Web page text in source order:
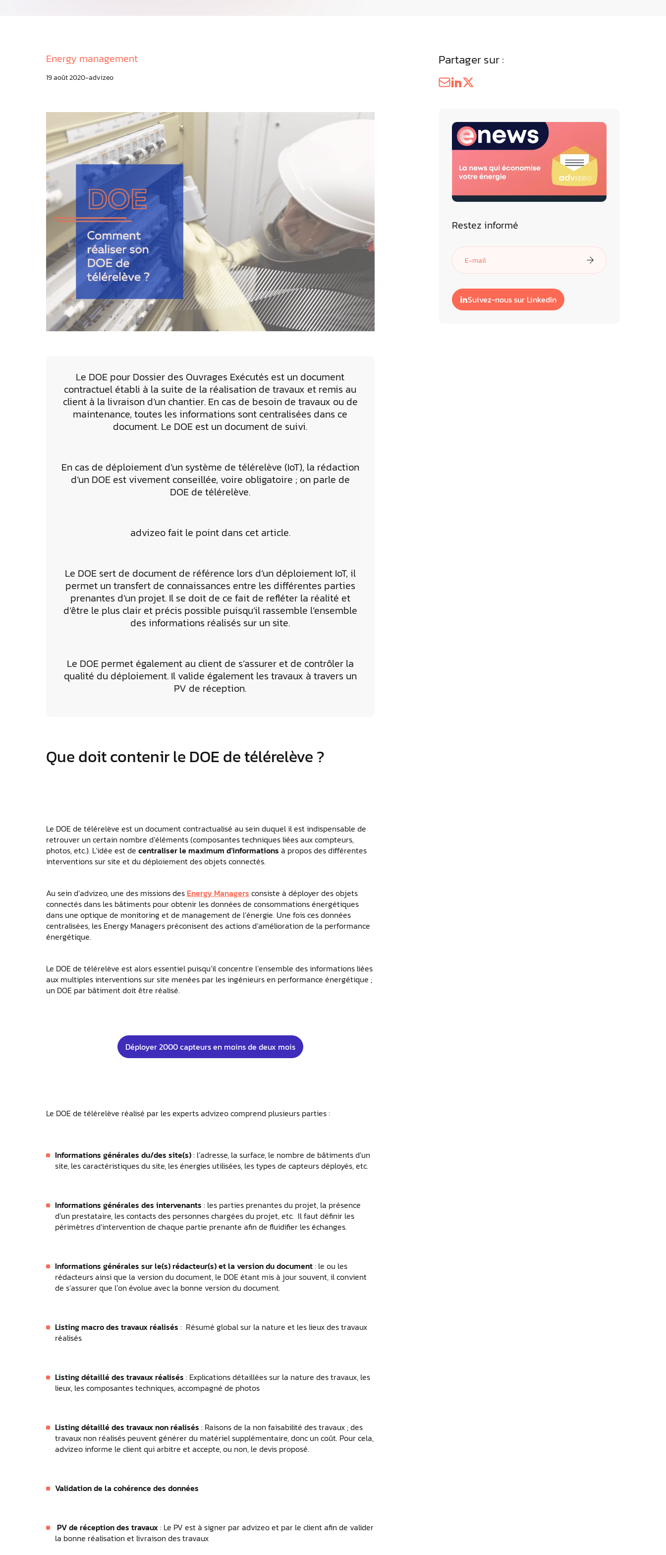
Energy management
19 août 2020 advizeo
Le DOE pour Dossier des Ouvrages Exécutés est un document
contractuel établi à la suite de la réalisation de travaux et remis au
client à la livraison d’un chantier. En cas de besoin de travaux ou de
maintenance, toutes les informations sont centralisées dans ce
document. Le DOE est un document de suivi.
En cas de déploiement d’un système de télérelève (IoT), la rédaction
d’un DOE est vivement conseillée, voire obligatoire ; on parle de
DOE de télérelève.
advizeo fait le point dans cet article.
Le DOE sert de document de référence lors d’un déploiement IoT, il
permet un transfert de connaissances entre les différentes parties
prenantes d’un projet. Il se doit de ce fait de refléter la réalité et
d’être le plus clair et précis possible puisqu’il rassemble l’ensemble
des informations réalisés sur un site.
Le DOE permet également au client de s’assurer et de contrôler la
qualité du déploiement. Il valide également les travaux à travers un
PV de réception.
Que doit contenir le DOE de télérelève ?
Le DOE de télérelève est un document contractualisé au sein duquel il est indispensable de
retrouver un certain nombre d’éléments (composantes techniques liées aux compteurs,
photos, etc.). L’idée est de centraliser le maximum d’informations à propos des différentes
interventions sur site et du déploiement des objets connectés.
Au sein d’advizeo, une des missions des Energy Managers consiste à déployer des objets
connectés dans les bâtiments pour obtenir les données de consommations énergétiques
dans une optique de monitoring et de management de l’énergie. Une fois ces données
centralisées, les Energy Managers préconisent des actions d’amélioration de la performance
énergétique.
Le DOE de télérelève est alors essentiel puisqu’il concentre l’ensemble des informations liées
aux multiples interventions sur site menées par les ingénieurs en performance énergétique ;
un DOE par bâtiment doit être réalisé.
Déployer 2000 capteurs en moins de deux mois
Le DOE de télérelève réalisé par les experts advizeo comprend plusieurs parties :
Informations générales du/des site(s): l’adresse, la surface, le nombre de bâtiments d’un
site, les caractéristiques du site, les énergies utilisées, les types de capteurs déployés, etc.
Informations générales des intervenants : les parties prenantes du projet, la présence
d’un prestataire, les contacts des personnes chargées du projet, etc. Il faut définir les
périmètres d’intervention de chaque partie prenante afin de fluidifier les échanges.
Informations générales sur le(s) rédacteur(s) et la version du document: le ou les
rédacteurs ainsi que la version du document, le DOE étant mis à jour souvent, il convient
de s’assurer que l’on évolue avec la bonne version du document.
Listing macro des travaux réalisés : Résumé global sur la nature et les lieux des travaux
réalisés
Listing détaillé des travaux réalisés : Explications détaillées sur la nature des travaux, les
lieux, les composantes techniques, accompagné de photos
Listing détaillé des travaux non réalisés : Raisons de la non faisabilité des travaux ; des
travaux non réalisés peuvent générer du matériel supplémentaire, donc un coût. Pour cela,
advizeo informe le client qui arbitre et accepte, ou non, le devis proposé.
Validation de la cohérence des données
PV de réception des travaux: Le PV est à signer par advizeo et par le client afin de valider
la bonne réalisation et livraison des travaux
Partager sur :
Restez informé
Suivez-nous sur LinkedIn